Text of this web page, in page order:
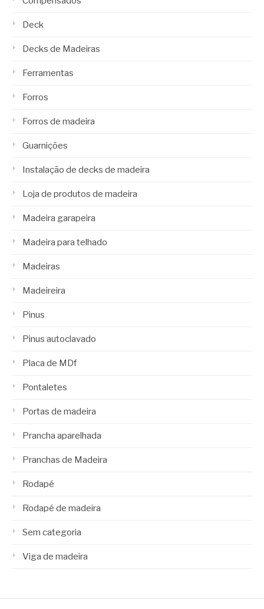
Deck
Decks de Madeiras
Ferramentas
Forros
Forros de madeira
Guarnições
Instalação de decks de madeira
Loja de produtos de madeira
Madeira garapeira
Madeira para telhado
Madeiras
Madeireira
Pinus
Pinus autoclavado
Placa de MDf
Pontaletes
Portas de madeira
Prancha aparelhada
Pranchas de Madeira
Rodapé
Rodapé de madeira
Sem categoria
Viga de madeira